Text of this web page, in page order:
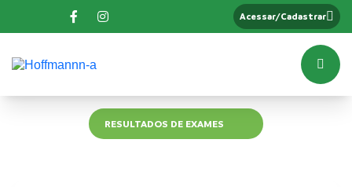
Acessar/Cadastrar
RESULTADOS DE EXAMES